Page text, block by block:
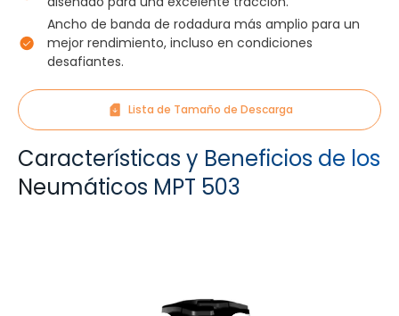
Ancho de banda de rodadura más amplio para un
mejor rendimiento, incluso en condiciones
desafiantes.
Lista de Tamaño de Descarga
Características y Beneficios de los
Neumáticos MPT 503